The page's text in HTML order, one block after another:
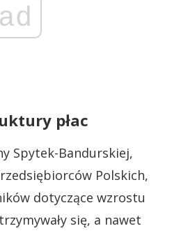
ad
płac
Spytek-Bandurskiej,
Polskich,
dotyczące wzrostu
się, a nawet